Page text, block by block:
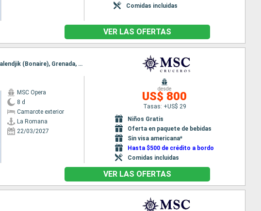
Comidas incluidas
VER LAS OFERTAS
Itinerario : La Romana, Isla Catalina, Oranjestad (Aruba), Willemstad(Curaçao), Kralendjik (Bonaire), Grenada, La Romana
MSC Opera
8 d
Camarote exterior
La Romana
22/03/2027
desde
US$ 800
Tasas: +US$ 29
Niños Gratis
Oferta en paquete de bebidas
Sin visa americana*
Hasta $500 de crédito a bordo
Comidas incluidas
VER LAS OFERTAS